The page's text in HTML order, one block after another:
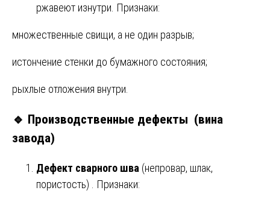
ржавеют изнутри. Признаки:
множественные свищи, а не один разрыв;
истончение стенки до бумажного состояния;
рыхлые отложения внутри.
🔹 Производственные дефекты (вина
завода)
Дефект сварного шва (непровар, шлак,
пористость) . Признаки: